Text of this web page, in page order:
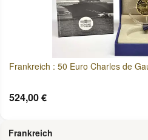
Frankreich : 50 Euro Charles de
524,00 €
Frankreich